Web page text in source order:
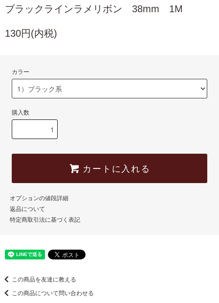
ブラックラインラメリボン 38mm 1M
130円(内税)
カラー
購入数
カートに入れる
オプションの値段詳細
返品について
特定商取引法に基づく表記
この商品を友達に教える
この商品について問い合わせる